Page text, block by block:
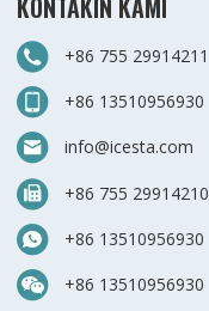
KONTAKIN KAMI
+86 755 29914211
+86 13510956930
info@icesta.com
+86 755 29914210
+86 13510956930
+86 13510956930